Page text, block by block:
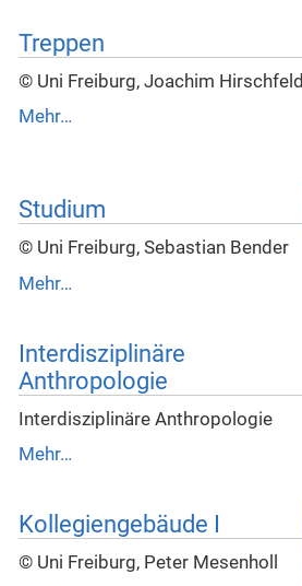
Treppen
© Uni Freiburg, Joachim Hirschfeld
Mehr…
Studium
© Uni Freiburg, Sebastian Bender
Mehr…
Interdisziplinäre
Anthropologie
Interdisziplinäre Anthropologie
Mehr…
Kollegiengebäude I
© Uni Freiburg, Peter Mesenholl